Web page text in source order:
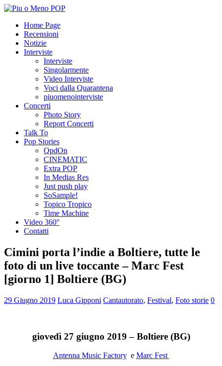
Home Page
Recensioni
Notizie
Interviste
Interviste
Singolarmente
Video Interviste
Voci dalla Quarantena
piuomenointerviste
Concerti
Photo Story
Report Concerti
Talk To
Pop Stories
QpdOn
CINEMATIC
Extra POP
In Medias Res
Just push play
SoSample!
Topico Tropico
Time Machine
Video 360°
Contatti
Cimini porta l’indie a Boltiere, tutte le
foto di un live toccante – Marc Fest
[giorno 1] Boltiere (BG)
29 Giugno 2019 Luca Gipponi Cantautorato, Festival, Foto storie 0
giovedì 27 giugno 2019 – Boltiere (BG)
Antenna Music Factorye Marc Fest